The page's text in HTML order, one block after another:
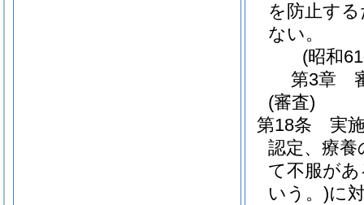
を防止す
ない。
(昭和
第3章
(審査)
第18条
実
認定、療
て不服が
いう。)に